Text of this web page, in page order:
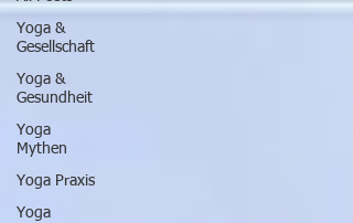
Yoga &
Gesellschaft
Yoga &
Gesundheit
Yoga
Mythen
Yoga Praxis
Yoga